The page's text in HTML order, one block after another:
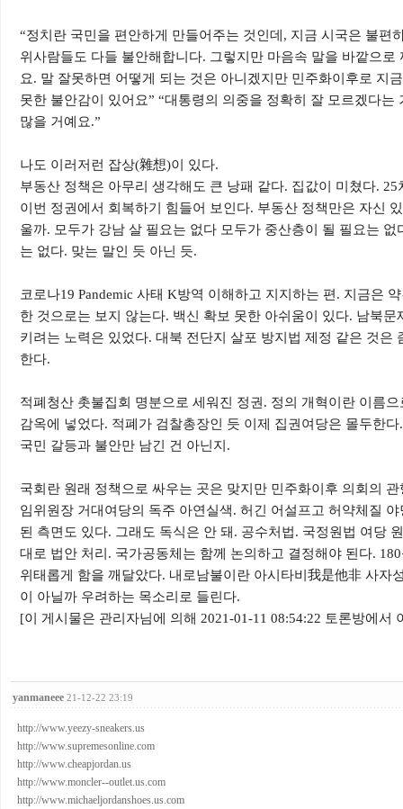
“정치란 국민을 편안하게 만들어주는 것인데 , 지금 시국은 불편
위사람들도 다들 불안해합니다. 그렇지만 마음속 말을 바깥으로
요. 말 잘못하면 어떻게 되는 것은 아니겠지만 민주화이후로 지
못한 불안감이 있어요” “대통령의 의중을 정확히 잘 모르겠다는
많을 거예요.”
나도 이러저런 잡상(雜想)이 있다.
부동산 정책은 아무리 생각해도 큰 낭패 같다. 집값이 미쳤다. 25
이번 정권에서 회복하기 힘들어 보인다. 부동산 정책만은 자신
울까. 모두가 강남 살 필요는 없다 모두가 중산층이 될 필요는 없
는 없다. 맞는 말인 듯 아닌 듯.
코로나19 Pandemic 사태 K방역 이해하고 지지하는 편 . 지금은
한 것으로는 보지 않는다. 백신 확보 못한 아쉬움이 있다. 남북문
키려는 노력은 있었다. 대북 전단지 살포 방지법 제정 같은 것은
한다.
적폐청산 촛불집회 명분으로 세워진 정권 . 정의 개혁이란 이름
감옥에 넣었다. 적폐가 검찰총장인 듯 이제 집권여당은 몰두한다
국민 갈등과 불안만 남긴 건 아닌지 .
국회란 원래 정책으로 싸우는 곳은 맞지만 민주화이후 의회의
임위원장 거대여당의 독주 아연실색. 허긴 어설프고 허약체질
된 측면도 있다. 그래도 독식은 안 돼 . 공수처법. 국정원법 여당
대로 법안 처리 . 국가공동체는 함께 논의하고 결정해야 된다. 180
위태롭게 함을 깨달았다. 내로남불이란 아시타비 我是他非 사자
이 아닐까 우려하는 목소리로 들린다.
[이 게시물은 관리자님에 의해 2021-01-11 08:54:22 토론방에서
yanmaneee 21-12-22 23:19
http://www.yeezy-sneakers.us
http://www.supremesonline.com
http://www.cheapjordan.us
http://www.moncler--outlet.us.com
http://www.michaeljordanshoes.us.com